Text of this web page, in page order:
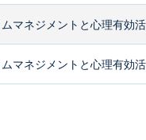
ムマネジメントと心理有効
ムマネジメントと心理有効